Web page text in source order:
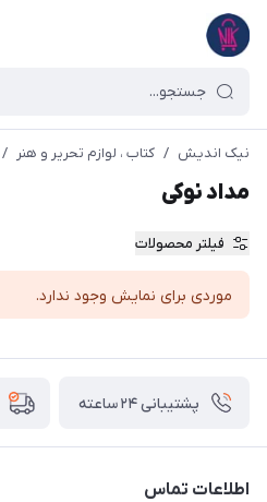
نیک اندیش / کتاب ، لوازم تحریر و هنر /
مداد نوکی
فیلتر محصولات
موردی برای نمایش وجود ندارد.
پشتیبانی ۲۴ ساعته
اطلاعات تماس